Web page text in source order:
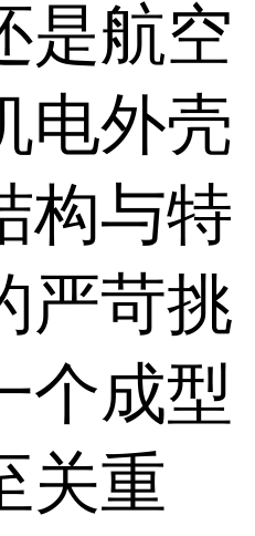
是航空
电外壳
构与特
严苛挑
个成型
关重